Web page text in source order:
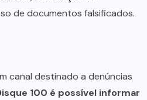
de documentos falsificados.
canal destinado a denúncias
100 é possível informar